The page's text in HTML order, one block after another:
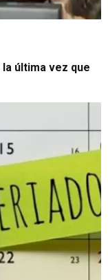
última vez que